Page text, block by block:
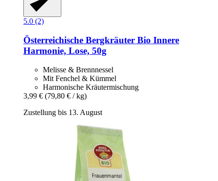
5.0 (2)
Österreichische Bergkräuter Bio Innere
Harmonie, Lose, 50g
Melisse & Brennnessel
Mit Fenchel & Kümmel
Harmonische Kräutermischung
3,99 € (79,80 € / kg)
Zustellung bis 13. August